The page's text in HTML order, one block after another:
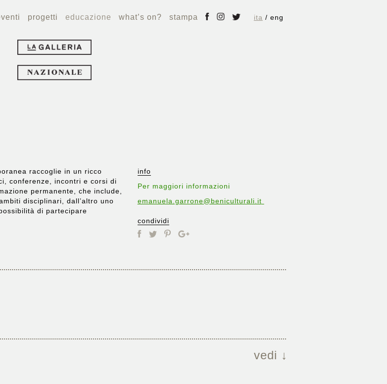
progetti educazione what’s on? stampa ita eng
raccoglie in un ricco
conferenze incontri e corsi di
permanente, che include,
disciplinari, dall’altro uno
di partecipare
info
Per maggiori informazioni
emanuela.garrone@beniculturali.it
condividi
vedi ↓